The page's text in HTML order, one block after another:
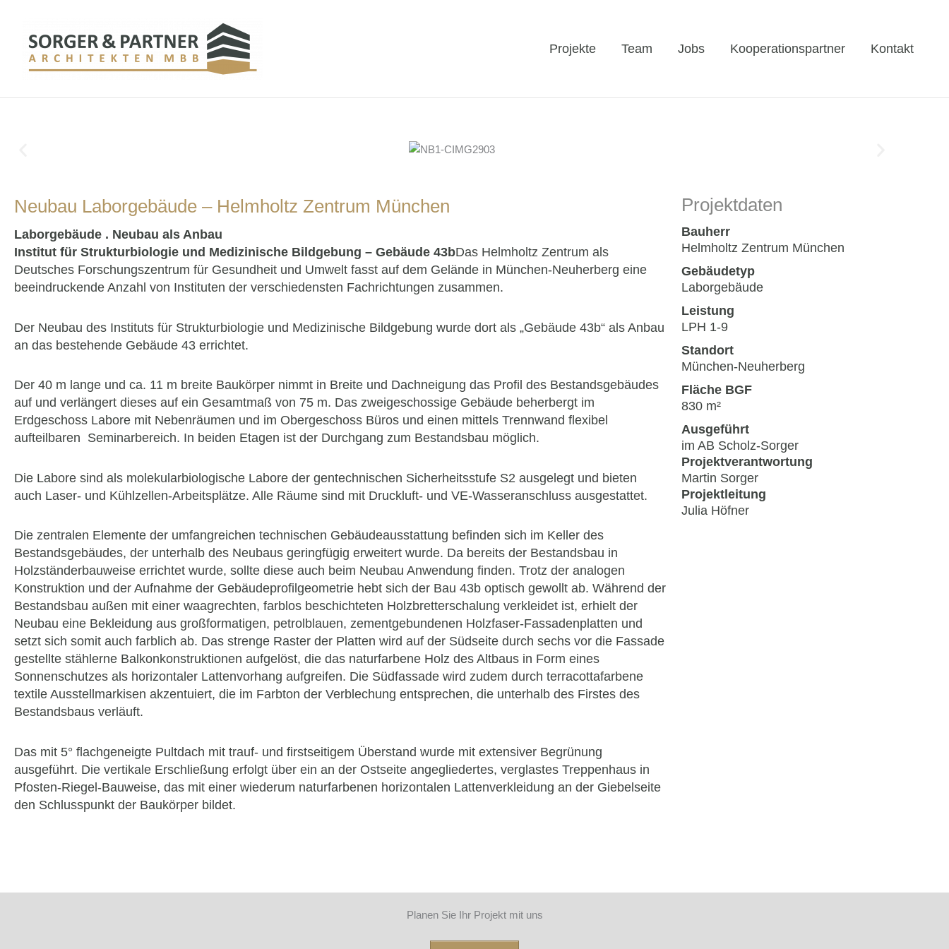
Projekte Team Jobs Kooperationspartner Kontakt
Neubau Laborgebäude – Helmholtz Zentrum München
Laborgebäude . Neubau als Anbau
Institut für Strukturbiologie und Medizinische Bildgebung – Gebäude 43bDas Helmholtz Zentrum als
Deutsches Forschungszentrum für Gesundheit und Umwelt fasst auf dem Gelände in München-Neuherberg eine
beeindruckende Anzahl von Instituten der verschiedensten Fachrichtungen zusammen.
Der Neubau des Instituts für Strukturbiologie und Medizinische Bildgebung wurde dort als „Gebäude 43b“ als Anbau
an das bestehende Gebäude 43 errichtet.
Der 40 m lange und ca. 11 m breite Baukörper nimmt in Breite und Dachneigung das Profil des Bestandsgebäudes
auf und verlängert dieses auf ein Gesamtmaß von 75 m. Das zweigeschossige Gebäude beherbergt im
Erdgeschoss Labore mit Nebenräumen und im Obergeschoss Büros und einen mittels Trennwand flexibel
aufteilbaren Seminarbereich. In beiden Etagen ist der Durchgang zum Bestandsbau möglich.
Die Labore sind als molekularbiologische Labore der gentechnischen Sicherheitsstufe S2 ausgelegt und bieten
auch Laser- und Kühlzellen-Arbeitsplätze. Alle Räume sind mit Druckluft- und VE-Wasseranschluss ausgestattet.
Die zentralen Elemente der umfangreichen technischen Gebäudeausstattung befinden sich im Keller des
Bestandsgebäudes, der unterhalb des Neubaus geringfügig erweitert wurde. Da bereits der Bestandsbau in
Holzständerbauweise errichtet wurde, sollte diese auch beim Neubau Anwendung finden. Trotz der analogen
Konstruktion und der Aufnahme der Gebäudeprofilgeometrie hebt sich der Bau 43b optisch gewollt ab. Während der
Bestandsbau außen mit einer waagrechten, farblos beschichteten Holzbretterschalung verkleidet ist, erhielt der
Neubau eine Bekleidung aus großformatigen, petrolblauen, zementgebundenen Holzfaser-Fassadenplatten und
setzt sich somit auch farblich ab. Das strenge Raster der Platten wird auf der Südseite durch sechs vor die Fassade
gestellte stählerne Balkonkonstruktionen aufgelöst, die das naturfarbene Holz des Altbaus in Form eines
Sonnenschutzes als horizontaler Lattenvorhang aufgreifen. Die Südfassade wird zudem durch terracottafarbene
textile Ausstellmarkisen akzentuiert, die im Farbton der Verblechung entsprechen, die unterhalb des Firstes des
Bestandsbaus verläuft.
Das mit 5° flachgeneigte Pultdach mit trauf- und firstseitigem Überstand wurde mit extensiver Begrünung
ausgeführt. Die vertikale Erschließung erfolgt über ein an der Ostseite angegliedertes, verglastes Treppenhaus in
Pfosten-Riegel-Bauweise, das mit einer wiederum naturfarbenen horizontalen Lattenverkleidung an der Giebelseite
den Schlusspunkt der Baukörper bildet.
Projektdaten
Bauherr
Helmholtz Zentrum München
Gebäudetyp
Laborgebäude
Leistung
LPH 1-9
Standort
München-Neuherberg
Fläche BGF
830 m²
Ausgeführt
im AB Scholz-Sorger
Projektverantwortung
Martin Sorger
Projektleitung
Julia Höfner
Planen Sie Ihr Projekt mit uns